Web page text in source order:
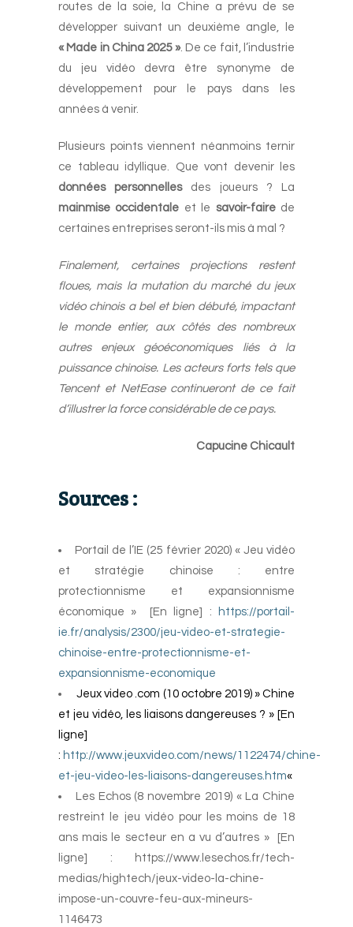
routes de la soie, la Chine a prévu de se
développer suivant un deuxième angle, le
« Made in China 2025 ». De ce fait, l’industrie
du jeu vidéo devra être synonyme de
développement pour le pays dans les
années à venir.
Plusieurs points viennent néanmoins ternir
ce tableau idyllique. Que vont devenir les
données personnellesdes joueurs ? La
mainmise occidentale et le savoir-fairede
certaines entreprises seront-ils mis à mal ?
Finalement, certaines projections restent
floues, mais la mutation du marché du jeux
vidéo chinois a bel et bien débuté, impactant
le monde entier, aux côtés des nombreux
autres enjeux géoéconomiques liés à la
puissance chinoise. Les acteurs forts tels que
Tencent et NetEase continueront de ce fait
d’illustrer la force considérable de ce pays.
Capucine Chicault
Sources :
Portail de l’IE (25 février 2020) « Jeu vidéo
et stratégie chinoise : entre
protectionnisme et expansionnisme
économique » [En ligne] :
https://portail-
ie.fr/analysis/2300/jeu-video-et-strategie-
chinoise-entre-protectionnisme-et-
expansionnisme-economique
Jeux video .com (10 octobre 2019) » Chine
et jeu vidéo, les liaisons dangereuses ? » [En
ligne]
: http://www.jeuxvideo.com/news/1122474/chine-
et-jeu-video-les-liaisons-dangereuses.htm«
Les Echos (8 novembre 2019) « La Chine
restreint le jeu vidéo pour les moins de 18
ans mais le secteur en a vu d’autres » [En
ligne] : https://www.lesechos.fr/tech-
medias/hightech/jeux-video-la-chine-
impose-un-couvre-feu-aux-mineurs-
1146473